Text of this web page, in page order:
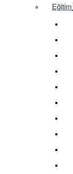
Eğitim